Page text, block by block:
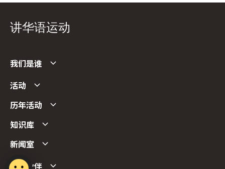
讲华语运动
我们是谁
活动
历年活动
知识库
新闻室
合作伙伴